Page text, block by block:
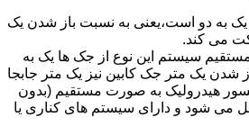
یک به دو است،یعنی به نسبت باز شدن یک
می کند.
سیستم این نوع از جک ها یک به
شدن یک متر جک کابین نیز یک متر جابجا
هیدرولیک به صورت مستقیم (بدون
می شود و دارای سیستم های کناری یا